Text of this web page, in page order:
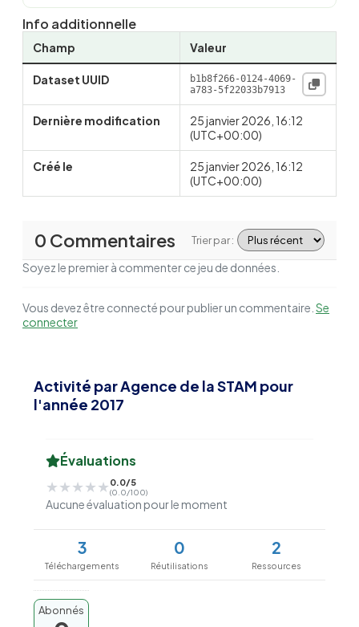
Info additionnelle
Champ Valeur
Dataset UUID
b1b8f266-0124-4069-
a783-5f22033b7913
Dernière modification
25 janvier 2026, 16:12
(UTC+00:00)
Créé le
25 janvier 2026, 16:12
(UTC+00:00)
0 Commentaires Trier par :
Soyez le premier à commenter ce jeu de données.
Vous devez être connecté pour publier un commentaire. Se
connecter
Activité par Agence de la STAM pour
l'année 2017
Évaluations
★★★★★
★★★★★ 0.0/5
(0.0/100)
Aucune évaluation pour le moment
3
Téléchargements
0
Réutilisations
2
Ressources
Abonnés